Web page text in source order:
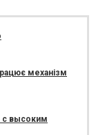
механізм
с высоким